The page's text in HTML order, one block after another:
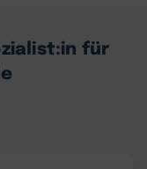
für